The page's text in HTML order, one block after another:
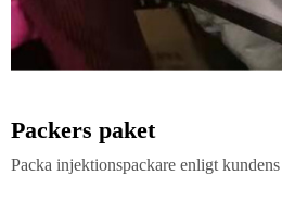
Packers paket
Packa injektionspackare enligt